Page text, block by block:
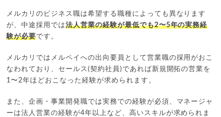
メルカリのビジネス職は希望する職種によっても異なります
が、中途採用では法人営業の経験が最低でも2〜5年の実務経
験が必要です。
メルカリではメルペイへの出向要員として営業職の採用がおこ
なわれており、セールス(契約社員)であれば新規開拓の営業を
1〜2年ほどおこなった経験が求められます。
また、企画・事業開発職では実務での経験が必須、マネージャ
ーは法人営業の経験が4年以上など、高いスキルが求められま